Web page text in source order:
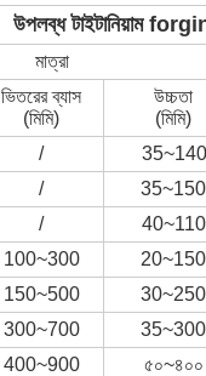
উপলব্ধ টাইটানিয়াম
মাত্রা
ভিতরের ব্যাস
(মিমি)
উচ্চতা
(মিমি)
/
35~140
/
35~150
/ 40~110
100~300
20~150
150~500
30~250
300~700
35~300
400~900 ৫০~৪০০